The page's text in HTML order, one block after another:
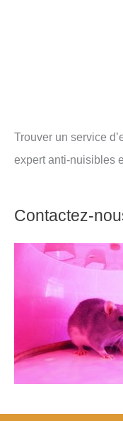
Trouver un service
expert anti-nuisibles
Contactez-